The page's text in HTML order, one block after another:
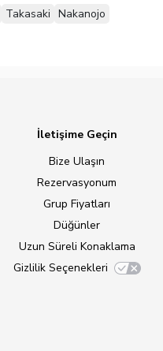
Takasaki Nakanojo
İletişime Geçin
Bize Ulaşın
Rezervasyonum
Grup Fiyatları
Düğünler
Uzun Süreli Konaklama
Gizlilik Seçenekleri